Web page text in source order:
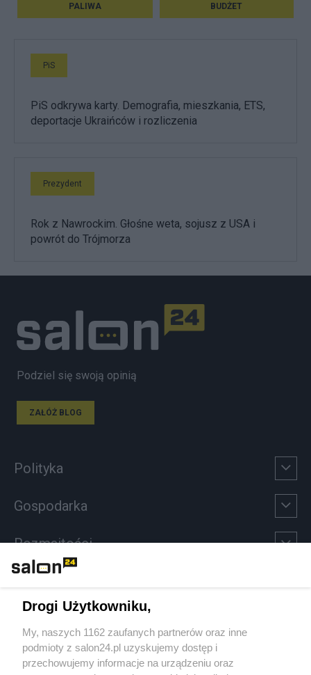
PALIWA BUDŻET
PiS
PiS odkrywa karty. Demografia, mieszkania, ETS,
deportacje Ukraińców i rozliczenia
Prezydent
Rok z Nawrockim. Głośne weta, sojusz z USA i
powrót do Trójmorza
Podziel się swoją opinią
ZAŁÓŻ BLOG
Polityka
Gospodarka
Rozmaitości
Sport
Społeczeństwo
Drogi Użytkowniku,
My, naszych 1162 zaufanych partnerów oraz inne
podmioty z salon24.pl uzyskujemy dostęp i
przechowujemy informacje na urządzeniu oraz